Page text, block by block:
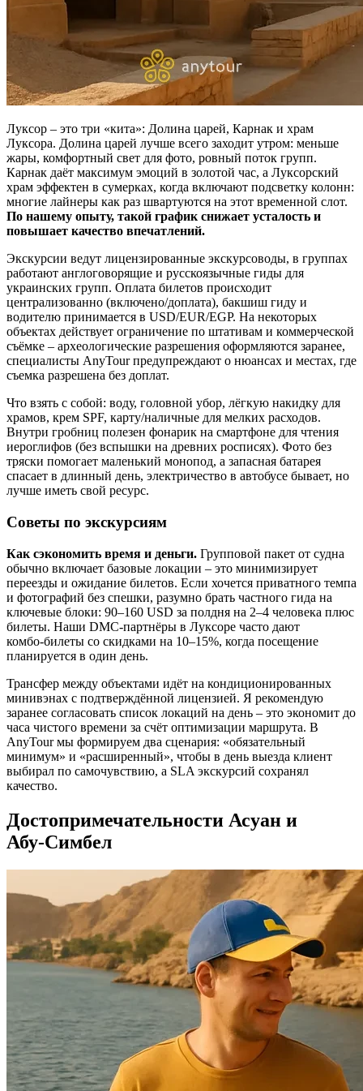
Луксор – это три «кита»: Долина царей, Карнак и храм
Луксора. Долина царей лучше всего заходит утром: меньше
жары, комфортный свет для фото, ровный поток групп.
Карнак даёт максимум эмоций в золотой час, а Луксорский
храм эффектен в сумерках, когда включают подсветку колонн:
многие лайнеры как раз швартуются на этот временной слот.
По нашему опыту, такой график снижает усталость и
повышает качество впечатлений.
Экскурсии ведут лицензированные экскурсоводы, в группах
работают англоговорящие и русскоязычные гиды для
украинских групп. Оплата билетов происходит
централизованно (включено/доплата), бакшиш гиду и
водителю принимается в USD/EUR/EGP. На некоторых
объектах действует ограничение по штативам и коммерческой
съёмке – археологические разрешения оформляются заранее,
специалисты AnyTour предупреждают о нюансах и местах, где
съемка разрешена без доплат.
Что взять с собой: воду, головной убор, лёгкую накидку для
храмов, крем SPF, карту/наличные для мелких расходов.
Внутри гробниц полезен фонарик на смартфоне для чтения
иероглифов (без вспышки на древних росписях). Фото без
тряски помогает маленький монопод, а запасная батарея
спасает в длинный день, электричество в автобусе бывает, но
лучше иметь свой ресурс.
Советы по экскурсиям
Как сэкономить время и деньги. Групповой пакет от судна
обычно включает базовые локации – это минимизирует
переезды и ожидание билетов. Если хочется приватного темпа
и фотографий без спешки, разумно брать частного гида на
ключевые блоки: 90–160 USD за полдня на 2–4 человека плюс
билеты. Наши DMC‑партнёры в Луксоре часто дают
комбо‑билеты со скидками на 10–15%, когда посещение
планируется в один день.
Трансфер между объектами идёт на кондиционированных
минивэнах с подтверждённой лицензией. Я рекомендую
заранее согласовать список локаций на день – это экономит до
часа чистого времени за счёт оптимизации маршрута. В
AnyTour мы формируем два сценария: «обязательный
минимум» и «расширенный», чтобы в день выезда клиент
выбирал по самочувствию, а SLA экскурсий сохранял
качество.
Достопримечательности Асуан и
Абу‑Симбел